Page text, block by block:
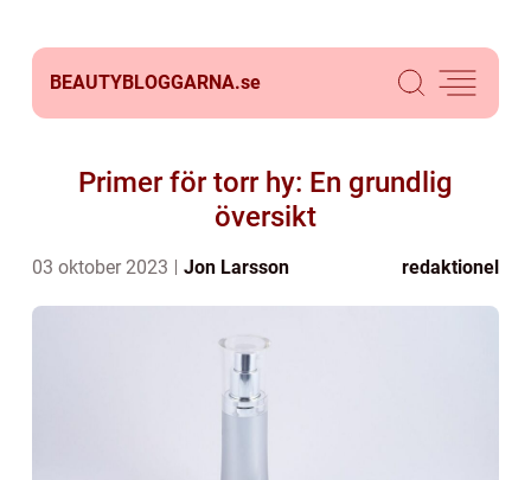
BEAUTYBLOGGARNA.se
Primer för torr hy: En grundlig
översikt
03 oktober 2023 Jon Larsson redaktionel